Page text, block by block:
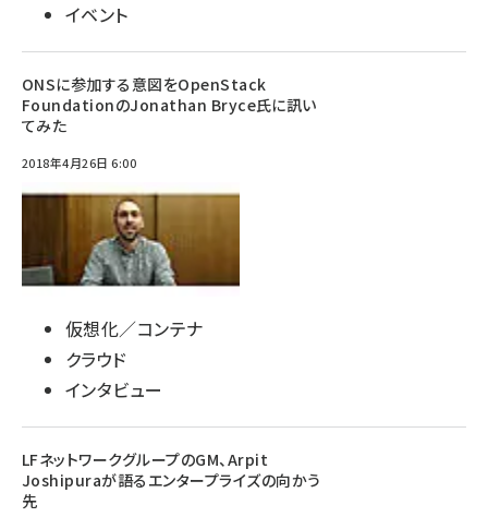
イベント
ONSに参加する意図をOpenStack
FoundationのJonathan Bryce氏に訊い
てみた
2018年4月26日 6:00
仮想化／コンテナ
クラウド
インタビュー
LFネットワークグループのGM、Arpit
Joshipuraが語るエンタープライズの向かう
先